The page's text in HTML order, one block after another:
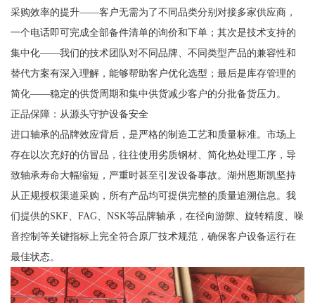
采购效率的提升——客户无需为了不同品类分别对接多家供应商，
一个电话即可完成全部备件清单的询价和下单；其次是技术支持的
集中化——我们的技术团队对不同品牌、不同类型产品的兼容性和
替代方案有深入理解，能够帮助客户优化选型；最后是库存管理的
简化——稳定的供货周期和集中供货减少客户的分批备货压力。
正品保障：从源头守护设备安全
进口轴承的品牌效应背后，是严格的制造工艺和质量标准。市场上
存在以次充好的仿冒品，往往使用劣质钢材、简化热处理工序，导
致轴承寿命大幅缩短，严重时甚至引发设备事故。湖州恩斯凯坚持
从正规授权渠道采购，所有产品均可提供完整的质量追溯信息。我
们提供的SKF、FAG、NSK等品牌轴承，在径向游隙、旋转精度、噪
音控制等关键指标上完全符合原厂技术规范，确保客户设备运行在
最佳状态。